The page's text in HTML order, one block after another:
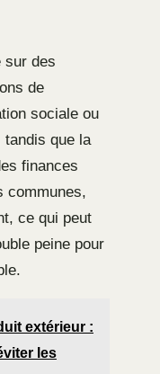
sur des
de
sociale ou
tandis que la
finances
communes,
ce qui peut
peine pour
extérieur :
les